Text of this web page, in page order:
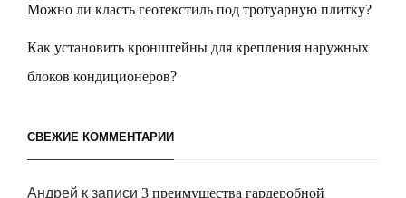
Можно ли класть геотекстиль под тротуарную плитку?
Как установить кронштейны для крепления наружных
блоков кондиционеров?
СВЕЖИЕ КОММЕНТАРИИ
Андрей к записи 3 преимущества гардеробной